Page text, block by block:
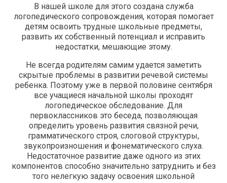
В нашей школе для этого создана служба
логопедического сопровождения, которая помогает
детям освоить трудные школьные предметы,
развить их собственный потенциал и исправить
недостатки, мешающие этому.
Не всегда родителям самим удается заметить
скрытые проблемы в развитии речевой системы
ребенка. Поэтому уже в первой половине сентября
все учащиеся начальной школы проходят
логопедическое обследование. Для
первоклассников это беседа, позволяющая
определить уровень развития связной речи,
грамматического строя, слоговой структуры,
звукопроизношения и фонематического слуха.
Недостаточное развитие даже одного из этих
компонентов способно значительно затруднить и без
того нелегкую задачу освоения школьной